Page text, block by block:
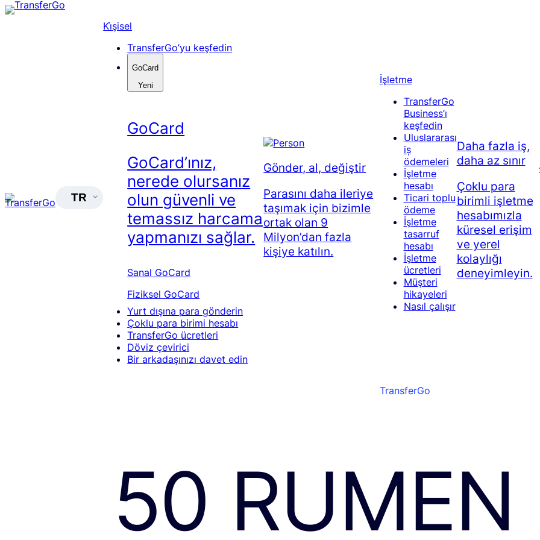
Skip
TR
Ki̇şisel
TransferGo’yu keşfedin
GoCard
Yeni
GoCard
GoCard’ınız,
nerede olursanız
olun güvenli ve
temassız harcama
yapmanızı sağlar.
Sanal GoCard
Fiziksel GoCard
Yurt dışına para gönderin
Çoklu para birimi hesabı
TransferGo ücretleri
Döviz çevirici
Bir arkadaşınızı davet edin
Gönder, al, değiştir
Parasını daha ileriye
taşımak için bizimle
ortak olan 9
Milyon’dan fazla
kişiye katılın.
İşletme
TransferGo
Business’ı
keşfedin
Uluslararası
iș
ödemeleri
İşletme
hesabı
Ticari toplu
ödeme
İşletme
tasarruf
hesabı
İşletme
ücretleri
Müşteri
hikayeleri
Nasıl çalışır
Daha fazla iş,
daha az sınır
Çoklu para
birimli işletme
hesabımızla
küresel erişim
ve yerel
kolaylığı
deneyimleyin.
TransferGo
50 RUMEN